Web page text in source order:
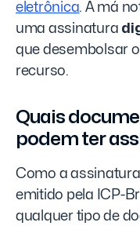
eletrônica. A má
uma assinatura
que desembolsar
recurso.
Quais
podem ter
Como a
emitido pela ICP-
qualquer tipo de